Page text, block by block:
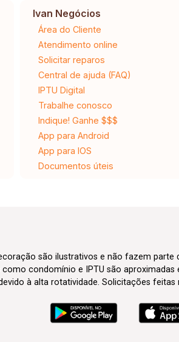
Ivan Negócios
Área do Cliente
Atendimento online
Solicitar reparos
Central de ajuda (FAQ)
IPTU Digital
Trabalhe conosco
Indique! Ganhe $$$
App para Android
App para IOS
Documentos úteis
são ilustrativos e não fazem
condomínio e IPTU são
à alta rotatividade. Solicitações